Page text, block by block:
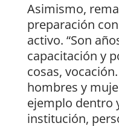
Asimismo,
preparación
activo. “Son
capacitación y
cosas,
hombres y
ejemplo dentro
institución,